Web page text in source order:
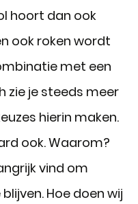
hoort dan ook
ook roken wordt
met een
zie je steeds meer
hierin maken.
ook. Waarom?
vind om
Hoe doen wij